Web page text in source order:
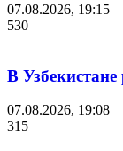
07.08.2026, 19:15
530
В
07.08.2026, 19:08
315